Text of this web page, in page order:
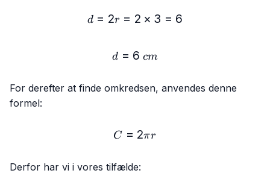
d = 2r = 2 × 3 = 6
d = 2r = 2 × 3 = 6
d = 6\ cm
d = 6 cm
For derefter at finde omkredsen, anvendes denne
formel:
C = 2πr
C = 2πr
Derfor har vi i vores tilfælde: